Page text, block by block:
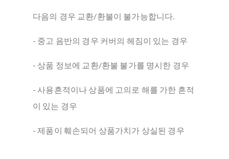
다음의 경우 교환/환불이 불가능합니다.
- 중고 음반의 경우 커버의 헤짐이 있는 경우
- 상품 정보에 교환/환불 불가를 명시한 경우
- 사용흔적이나 상품에 고의로 해를 가한 흔적
이 있는 경우
- 제품이 훼손되어 상품가치가 상실된 경우